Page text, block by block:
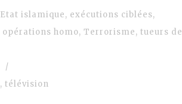
Etat islamique, exécutions ciblées,
opérations homo, Terrorisme, tueurs de
/
, télévision